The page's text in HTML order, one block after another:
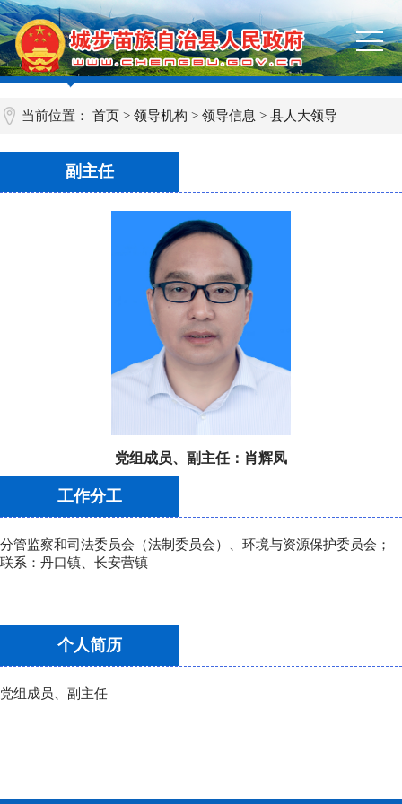
当前位置：首页 >领导机构 >领导信息 >县人大领导
副主任
党组成员、副主任： 肖辉凤
工作分工
分管监察和司法委员会（法制委员会）、环境与资源保护委员会；
联系：丹口镇、长安营镇
个人简历
党组成员、副主任